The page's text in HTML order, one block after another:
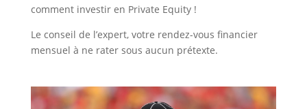
comment investir en Private Equity !
Le conseil de l’expert, votre rendez-vous financier
mensuel à ne rater sous aucun prétexte.